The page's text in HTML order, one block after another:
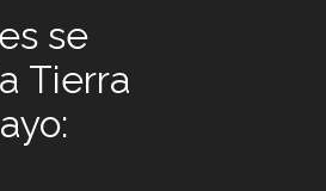
se
Tierra